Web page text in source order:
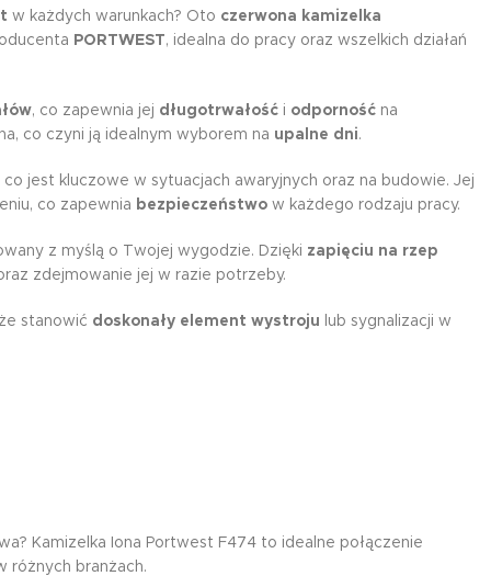
w każdych warunkach? Oto czerwona kamizelka
PORTWEST, idealna do pracy oraz wszelkich działań
, co zapewnia jej długotrwałość i odporność na
co czyni ją idealnym wyborem na upalne dni.
jest kluczowe w sytuacjach awaryjnych oraz na budowie. Jej
co zapewnia bezpieczeństwo w każdego rodzaju pracy.
z myślą o Twojej wygodzie. Dzięki zapięciu na rzep
zdejmowanie jej w razie potrzeby.
stanowić doskonały element wystroju lub sygnalizacji w
Kamizelka Iona Portwest F474 to idealne połączenie
różnych branżach.